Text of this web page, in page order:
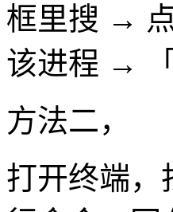
框里搜 →
该进程 →
方法二，
打开终端